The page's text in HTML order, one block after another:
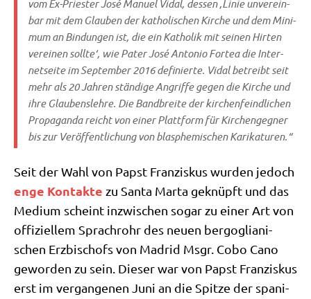
vom Ex-Prie­ster José Manu­el Vidal, des­sen ‚Linie unver­ein­
bar mit dem Glau­ben der katho­li­schen Kir­che und dem Mini­
mum an Bin­dun­gen ist, die ein Katho­lik mit sei­nen Hir­ten
ver­ei­nen soll­te‘, wie Pater José Anto­nio For­tea die Inter­
net­sei­te im Sep­tem­ber 2016 defi­nier­te. Vidal betreibt seit
mehr als 20 Jah­ren stän­di­ge Angrif­fe gegen die Kir­che und
ihre Glau­bens­leh­re. Die Band­brei­te der kir­chen­feind­li­chen
Pro­pa­gan­da reicht von einer Platt­form für Kir­chen­geg­ner
bis zur Ver­öf­fent­li­chung von blas­phe­mi­schen Karikaturen.“
Seit der Wahl von Papst Fran­zis­kus wur­den jedoch
enge Kon­tak­te zu San­ta Mar­ta geknüpft und das
Medi­um scheint inzwi­schen sogar zu einer Art von
offi­zi­el­lem Sprach­rohr des neu­en berg­o­glia­ni­
schen Erz­bi­schofs von Madrid Msgr. Cobo Cano
gewor­den zu sein. Die­ser war von Papst Fran­zis­kus
erst im ver­gan­ge­nen Juni an die Spit­ze der spa­ni­